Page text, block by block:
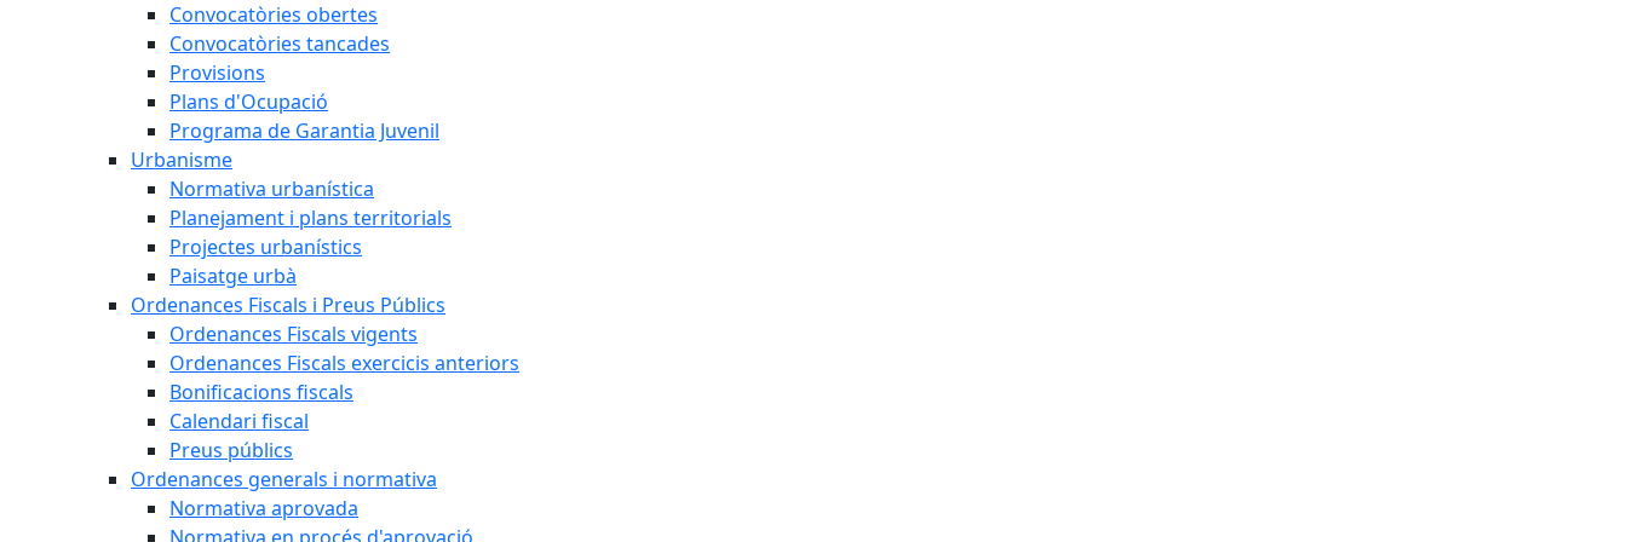
Convocatòries obertes
Convocatòries tancades
Provisions
Plans d'Ocupació
Programa de Garantia Juvenil
Urbanisme
Normativa urbanística
Planejament i plans territorials
Projectes urbanístics
Paisatge urbà
Ordenances Fiscals i Preus Públics
Ordenances Fiscals vigents
Ordenances Fiscals exercicis anteriors
Bonificacions fiscals
Calendari fiscal
Preus públics
Ordenances generals i normativa
Normativa aprovada